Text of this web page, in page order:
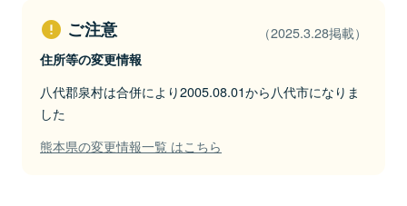
ご注意 （2025.3.28掲載）
住所等の変更情報
八代郡泉村は合併により2005.08.01から八代市になりま
した
熊本県の変更情報一覧 はこちら